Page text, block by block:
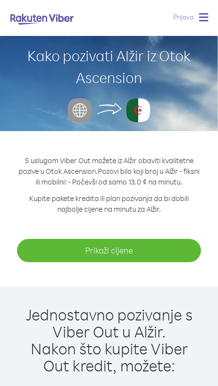
Prijava
Kako pozivati Alžir iz Otok
Ascension
S uslugom Viber Out možete iz Alžir obaviti kvalitetne
pozive u Otok Ascension.Pozovi bilo koji broj u Alžir - fiksni
ili mobilni! - Počevši od samo 13.0 ¢ na minutu.
Kupite pakete kredita ili plan pozivanja da bi dobili
najbolje cijene na minutu za Alžir.
Prikaži cijene
Jednostavno pozivanje s
Viber Out u Alžir.
Nakon što kupite Viber
Out kredit, možete: